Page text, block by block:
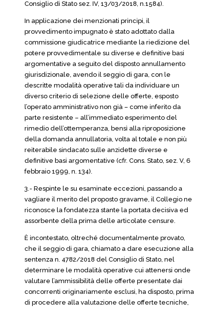
Consiglio di Stato sez. IV, 13/03/2018, n.1584).
In applicazione dei menzionati principi, il
provvedimento impugnato è stato adottato dalla
commissione giudicatrice mediante la riedizione del
potere provvedimentale su diverse e definitive basi
argomentative a seguito del disposto annullamento
giurisdizionale, avendo il seggio di gara, con le
descritte modalità operative tali da individuare un
diverso criterio di selezione delle offerte, esposto
l’operato amministrativo non già – come inferito da
parte resistente – all’immediato esperimento del
rimedio dell’ottemperanza, bensì alla riproposizione
della domanda annullatoria, volta al totale e non più
reiterabile sindacato sulle anzidette diverse e
definitive basi argomentative (cfr. Cons. Stato, sez. V, 6
febbraio 1999, n. 134).
3.- Respinte le su esaminate eccezioni, passando a
vagliare il merito del proposto gravame, il Collegio ne
riconosce la fondatezza stante la portata decisiva ed
assorbente della prima delle articolate censure.
È incontestato, oltreché documentalmente provato,
che il seggio di gara, chiamato a dare esecuzione alla
sentenza n. 4782/2018 del Consiglio di Stato, nel
determinare le modalità operative cui attenersi onde
valutare l’ammissibilità delle offerte presentate dai
concorrenti originariamente esclusi, ha disposto, prima
di procedere alla valutazione delle offerte tecniche,